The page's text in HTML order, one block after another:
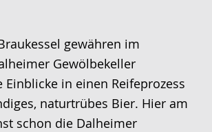
gewähren im
Gewölbekeller
in einen Reifeprozess
naturtrübes Bier. Hier am
schon die Dalheimer